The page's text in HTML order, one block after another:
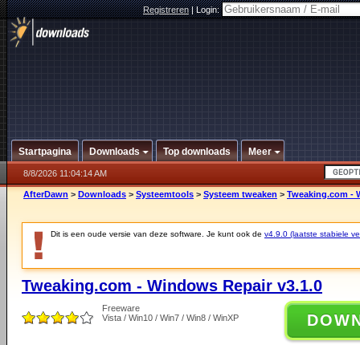
Registreren|Login:
Startpagina Downloads Top downloads Meer
8/8/2026 11:04:14 AM
AfterDawn > Downloads > Systeemtools > Systeem tweaken > Tweaking.com -
Dit is een oude versie van deze software. Je kunt ook de v4.9.0 (laatste stabiele
Tweaking.com - Windows Repair v3.1.0
Freeware
Vista / Win10 / Win7 / Win8 / WinXP